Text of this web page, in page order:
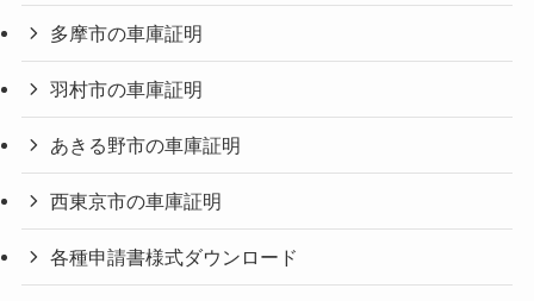
多摩市の車庫証明
羽村市の車庫証明
あきる野市の車庫証明
西東京市の車庫証明
各種申請書様式ダウンロード